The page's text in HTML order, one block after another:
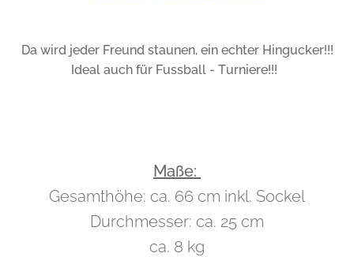
Da wird jeder Freund staunen, ein echter Hingucker!!!
Ideal auch für Fussball - Turniere!!!
Maße:
Gesamthöhe: ca. 66 cm inkl. Sockel
Durchmesser: ca. 25 cm
ca. 8 kg